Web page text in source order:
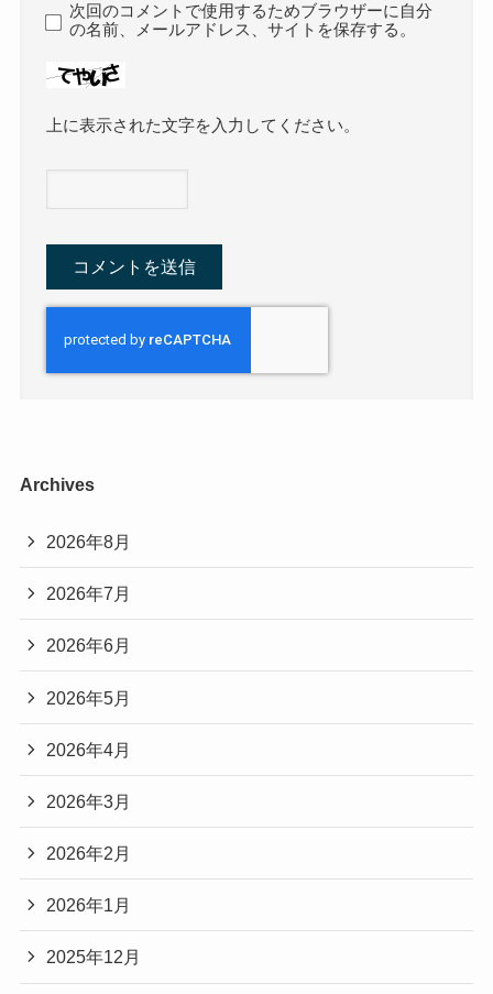
次回のコメントで使用するためブラウザーに自分
の名前、メールアドレス、サイトを保存する。
上に表示された文字を入力してください。
Archives
2026年8月
2026年7月
2026年6月
2026年5月
2026年4月
2026年3月
2026年2月
2026年1月
2025年12月